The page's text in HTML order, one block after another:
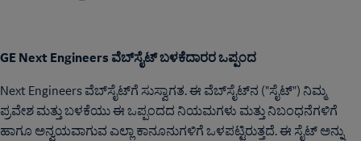
GE Next Engineers ವೆಬ್‌ಸೈಟ್ ಬಳಕೆದಾರರ ಒಪ್ಪಂದ
Next Engineers ವೆಬ್‌ಸೈಟ್‌ಗೆ ಸುಸ್ವಾಗತ. ಈ ವೆಬ್‌ಸೈಟ್‌ನ ("ಸೈಟ್") ನಿಮ್ಮ
ಪ್ರವೇಶ ಮತ್ತು ಬಳಕೆಯು ಈ ಒಪ್ಪಂದದ ನಿಯಮಗಳು ಮತ್ತು ನಿಬಂಧನೆಗಳಿಗೆ
ಹಾಗೂ ಅನ್ವಯವಾಗುವ ಎಲ್ಲಾ ಕಾನೂನುಗಳಿಗೆ ಒಳಪಟ್ಟಿರುತ್ತದೆ. ಈ ಸೈಟ್ ಅನ್ನು